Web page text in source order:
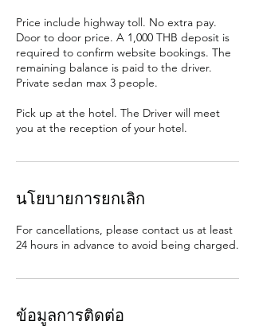
Price include highway toll. No extra pay.
Door to door price. A 1,000 THB deposit is
required to confirm website bookings. The
remaining balance is paid to the driver.
Private sedan max 3 people.
Pick up at the hotel. The Driver will meet
you at the reception of your hotel.
นโยบายการยกเลิก
For cancellations, please contact us at least
24 hours in advance to avoid being charged.
ข้อมูลการติดต่อ